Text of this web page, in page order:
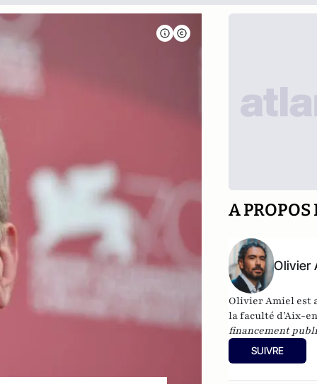
A PROPOS
Olivier
Olivier Amiel est
la faculté d’Aix-
financement
européenne
enseigné en
SUIVRE